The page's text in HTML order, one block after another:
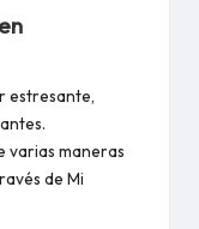
estresante,
varias maneras
de Mi